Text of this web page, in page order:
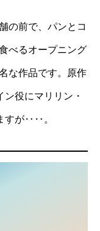
の前で、パンとコ
べるオープニング
な作品です。原作
役にマリリン・
すが‥‥。